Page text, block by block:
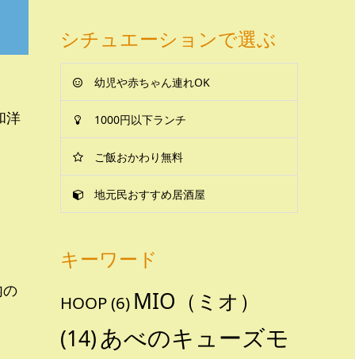
洋
シチュエーションで選ぶ
幼児や赤ちゃん連れOK
1000円以下ランチ
ご飯おかわり無料
地元民おすすめ居酒屋
キーワード
HOOP(6) MIO（ミオ）
(14)あべのキューズモ